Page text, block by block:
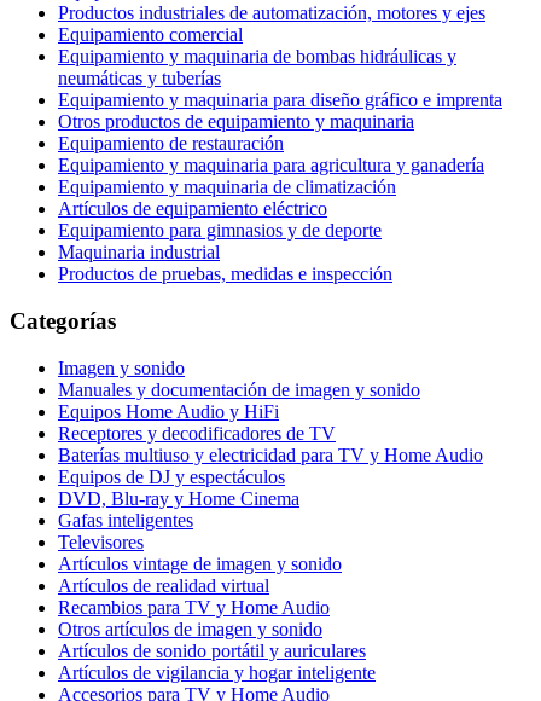
Productos industriales de automatización, motores y ejes
Equipamiento comercial
Equipamiento y maquinaria de bombas hidráulicas y
neumáticas y tuberías
Equipamiento y maquinaria para diseño gráfico e imprenta
Otros productos de equipamiento y maquinaria
Equipamiento de restauración
Equipamiento y maquinaria para agricultura y ganadería
Equipamiento y maquinaria de climatización
Artículos de equipamiento eléctrico
Equipamiento para gimnasios y de deporte
Maquinaria industrial
Productos de pruebas, medidas e inspección
Categorías
Imagen y sonido
Manuales y documentación de imagen y sonido
Equipos Home Audio y HiFi
Receptores y decodificadores de TV
Baterías multiuso y electricidad para TV y Home Audio
Equipos de DJ y espectáculos
DVD, Blu-ray y Home Cinema
Gafas inteligentes
Televisores
Artículos vintage de imagen y sonido
Artículos de realidad virtual
Recambios para TV y Home Audio
Otros artículos de imagen y sonido
Artículos de sonido portátil y auriculares
Artículos de vigilancia y hogar inteligente
Accesorios para TV y Home Audio